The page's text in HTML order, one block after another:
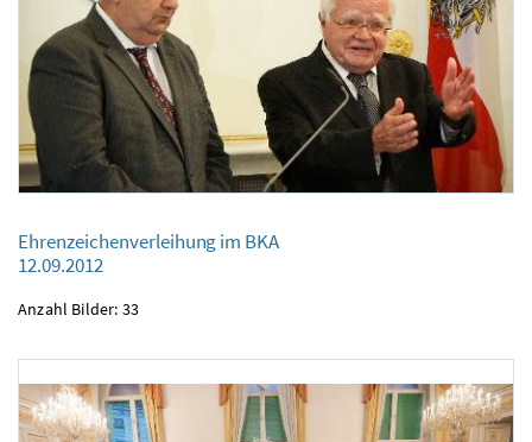
Ehrenzeichenverleihung im BKA
12.09.2012
Anzahl Bilder: 33